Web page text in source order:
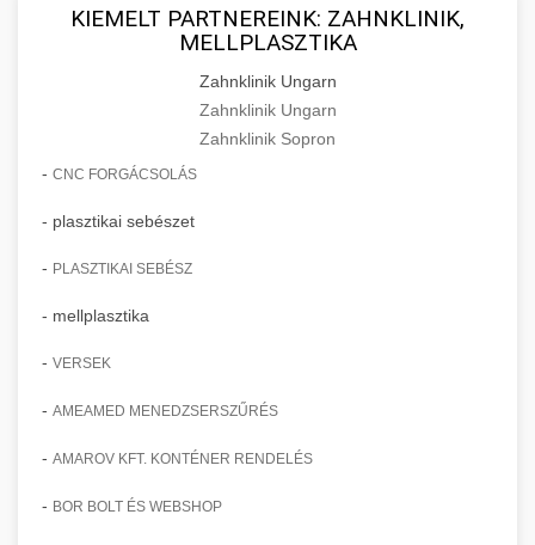
KIEMELT PARTNEREINK: ZAHNKLINIK,
MELLPLASZTIKA
Zahnklinik Ungarn
Zahnklinik Ungarn
Zahnklinik Sopron
- CNC FORGÁCSOLÁS
- plasztikai sebészet
- PLASZTIKAI SEBÉSZ
- mellplasztika
- VERSEK
- AMEAMED MENEDZSERSZŰRÉS
- AMAROV KFT. KONTÉNER RENDELÉS
- BOR BOLT ÉS WEBSHOP